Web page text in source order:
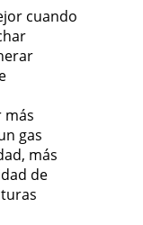
cuando
más
gas
más
de